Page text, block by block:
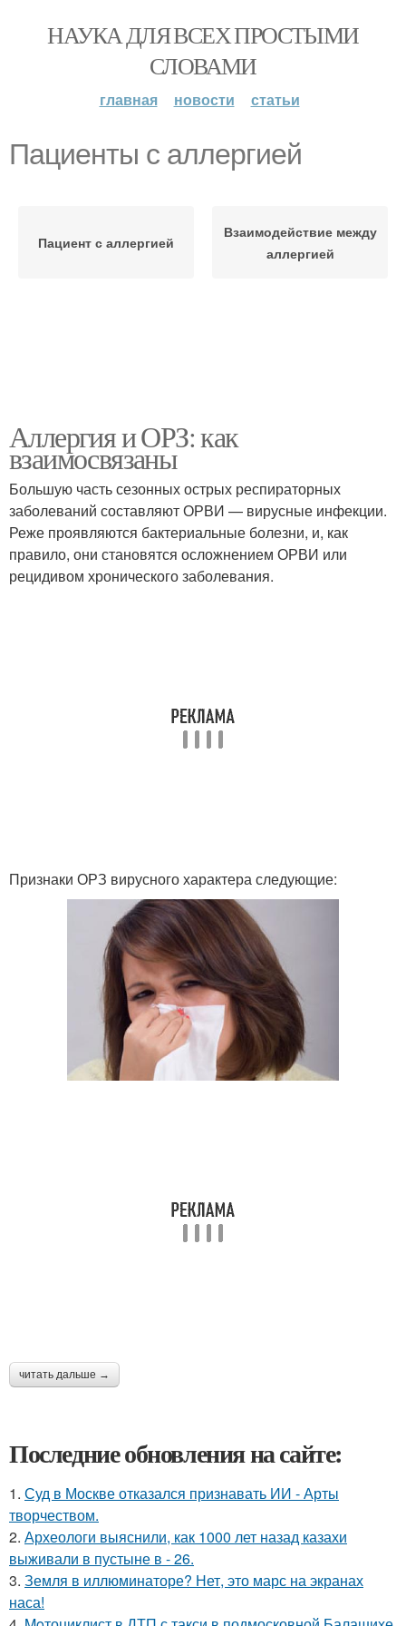
НАУКА ДЛЯ ВСЕХ ПРОСТЫМИ
СЛОВАМИ
главная новости статьи
Пациенты с аллергией
Пациент с аллергией
Взаимодействие между
аллергией
Аллергия и ОРЗ: как
взаимосвязаны
Большую часть сезонных острых респираторных
заболеваний составляют ОРВИ — вирусные инфекции.
Реже проявляются бактериальные болезни, и, как
правило, они становятся осложнением ОРВИ или
рецидивом хронического заболевания.
Признаки ОРЗ вирусного характера следующие:
читать дальше →
Последние обновления на сайте:
1. Суд в Москве отказался признавать ИИ - Арты
творчеством.
2. Археологи выяснили, как 1000 лет назад казахи
выживали в пустыне в - 26.
3. Земля в иллюминаторе? Нет, это марс на экранах
наса!